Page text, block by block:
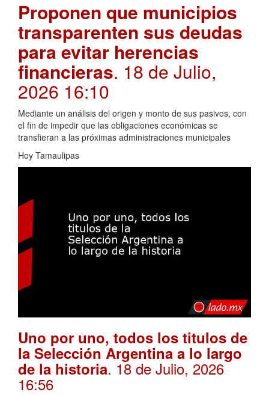
Proponen que municipios
transparenten sus deudas
para evitar herencias
financieras. 18 de Julio,
2026 16:10
Mediante un análisis del origen y monto de sus pasivos, con
el fin de impedir que las obligaciones económicas se
transfieran a las próximas administraciones municipales
Hoy Tamaulipas
Uno por uno, todos los titulos de
la Selección Argentina a lo largo
de la historia. 18 de Julio, 2026
16:56